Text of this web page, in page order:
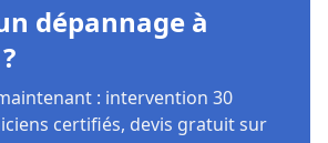
dépannage à
: intervention 30
certifiés, devis gratuit sur